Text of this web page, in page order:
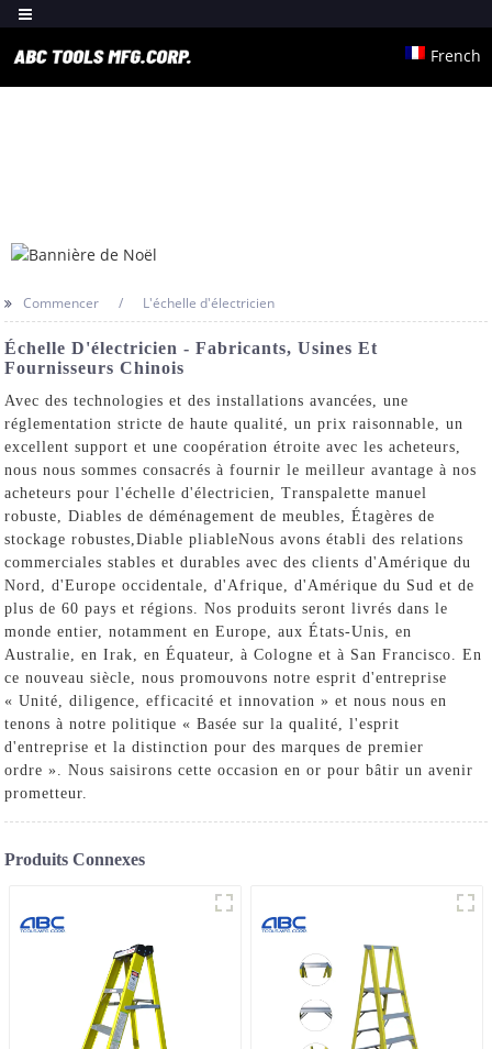
French
Commencer L'échelle d'électricien
Échelle D'électricien - Fabricants, Usines Et
Fournisseurs Chinois
Avec des technologies et des installations avancées, une
réglementation stricte de haute qualité, un prix raisonnable, un
excellent support et une coopération étroite avec les acheteurs,
nous nous sommes consacrés à fournir le meilleur avantage à nos
acheteurs pour l'échelle d'électricien,Transpalette manuel
robuste ,Diables de déménagement de meubles ,Étagères de
stockage robustes ,Diable pliableNous avons établi des relations
commerciales stables et durables avec des clients d'Amérique du
Nord, d'Europe occidentale, d'Afrique, d'Amérique du Sud et de
plus de 60 pays et régions. Nos produits seront livrés dans le
monde entier, notamment en Europe, aux États-Unis, en
Australie, en Irak, en Équateur, à Cologne et à San Francisco. En
ce nouveau siècle, nous promouvons notre esprit d'entreprise
« Unité, diligence, efficacité et innovation » et nous nous en
tenons à notre politique « Basée sur la qualité, l'esprit
d'entreprise et la distinction pour des marques de premier
ordre ». Nous saisirons cette occasion en or pour bâtir un avenir
prometteur.
Produits Connexes